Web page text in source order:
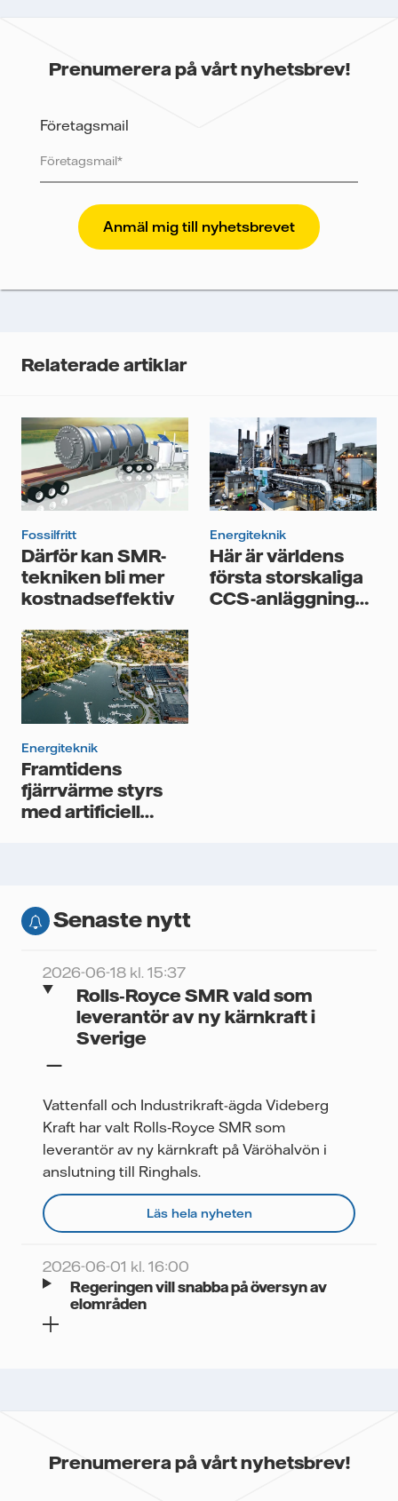
samtycke. Läs vårpersonuppgiftspolicyför mer
och annan relevant information.
Prenumerera på vårt nyhetsbrev!
Företagsmail
Vattenfall skyddar och respekterar din integritet. För
att Vattenfalls storföretagsförsäljning ska kunna
skicka nyhetsbrevet till dig, behöver vi dina uppgifter.
analysera deras prestanda, inklusive
tredje part, och du kan när som helst återkalla ditt
personuppgifter.
Jag samtycker till att Vattenfall behandlar mina
personuppgifter för att kunna skicka mig
nyhetsbrevet.*
Relaterade artiklar
Fossilfritt
Därför kan SMR-
tekniken bli mer
kostnadseffektiv
Energiteknik
Här är världens
första storskaliga
CCS-anläggning
Energiteknik
Framtidens
fjärrvärme styrs
med artificiell
Senaste nytt
2026-06-18 kl. 15:37
Rolls‑Royce SMR vald som
leverantör av ny kärnkraft i
Sverige
Vattenfall och Industrikraft-ägda Videberg
Kraft har valt Rolls‑Royce SMR som
leverantör av ny kärnkraft på Väröhalvön i
anslutning till Ringhals.
Läs hela nyheten
2026-06-01 kl. 16:00
Regeringen vill snabba på översyn av
elområden
Prenumerera på vårt nyhetsbrev!